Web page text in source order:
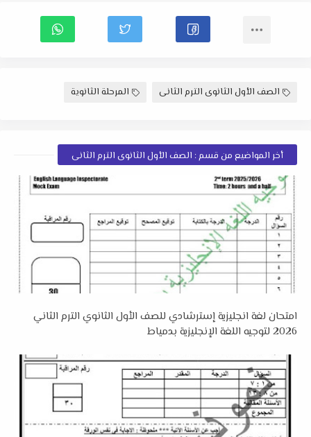
الصف الأول الثانوى الترم الثانى المرحلة الثانوية
أخر المواضيع من قسم : الصف الأول الثانوى الترم الثانى
امتحان لغة انجليزية إسترشادي للصف الأول الثانوي الترم الثاني
2026 لتوجيه اللغة الإنجليزية بدمياط